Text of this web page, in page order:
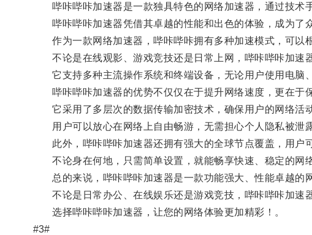
哔咔哔咔加速器是一款独具特色的网络加速器，通过技术
哔咔哔咔加速器凭借其卓越的性能和出色的体验，成为了众
作为一款网络加速器，哔咔哔咔拥有多种加速模式，可以根
不论是在线观影、游戏竞技还是日常上网，哔咔哔咔加速
它支持多种主流操作系统和终端设备，无论用户使用电脑
哔咔哔咔加速器的优势不仅仅在于提升网络速度，更在于保
它采用了多层次的数据传输加密技术，确保用户的网络活
用户可以放心在网络上自由畅游，无需担心个人隐私被泄露
此外，哔咔哔咔加速器还拥有强大的全球节点覆盖，用户
不论身在何地，只需简单设置，就能畅享快速、稳定的网络
总的来说，哔咔哔咔加速器是一款功能强大、性能卓越的
不论是日常办公、在线娱乐还是游戏竞技，哔咔哔咔加速
选择哔咔哔咔加速器，让您的网络体验更加精彩！。
#3#